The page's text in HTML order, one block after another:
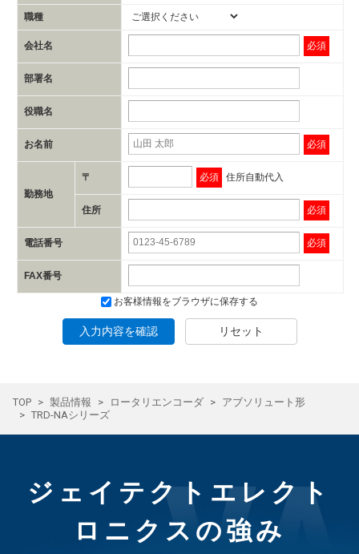
職種
会社名 必須
部署名
役職名
お名前 必須
勤務地
〒 必須 住所自動代入
住所 必須
電話番号 必須
FAX番号
お客様情報をブラウザに保存する
入力内容を確認 リセット
TOP 製品情報 ロータリエンコーダ
アブソリュート形
TRD-NAシリーズ
ジェイテクトエレクト
ロニクスの強み